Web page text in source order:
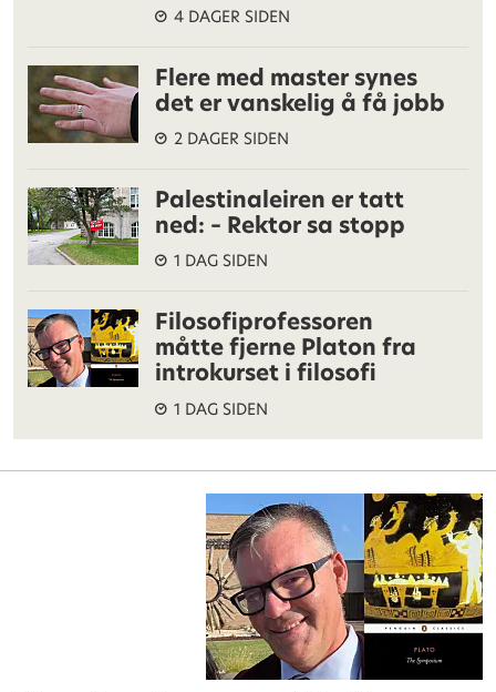
4 DAGER SIDEN
Flere med master synes
det er vanskelig å få jobb
2 DAGER SIDEN
Palestinaleiren er tatt
ned: – Rektor sa stopp
1 DAG SIDEN
Filosofiprofessoren
måtte fjerne Platon fra
introkurset i filosofi
1 DAG SIDEN